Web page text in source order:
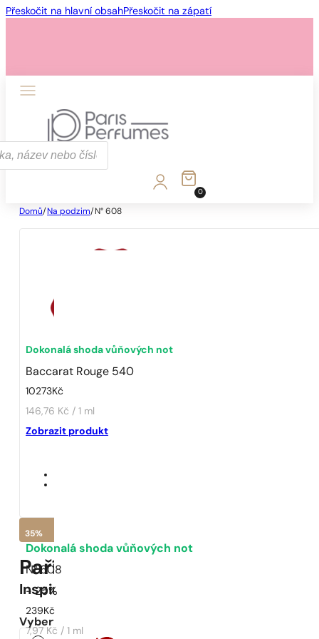
Přeskočit na hlavní obsahPřeskočit na zápatí
0
Domů/ Na podzim/ N° 608
Dokonalá shoda vůňových not
Baccarat Rouge 540
10273Kč
146,76 Kč / 1 ml
Zobrazit produkt
Dokonalá shoda vůňových not
N° 608
- 25%
239Kč
7,97 Kč / 1 ml
35%
Pařížské Parfémy Elixír N°
Inspirováno
Vyberte koncentraci